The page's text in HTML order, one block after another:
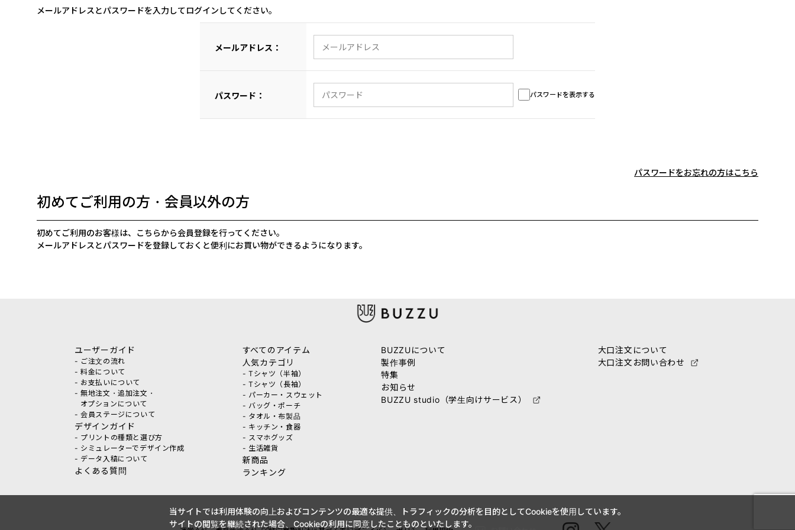
メールアドレスとパスワードを入力してログインしてください。
メールアドレス：
パスワード： パスワードを表示する
パスワードをお忘れの方はこちら
初めてご利用の方・会員以外の方
初めてご利用のお客様は、こちらから会員登録を行ってください。
メールアドレスとパスワードを登録しておくと便利にお買い物ができるようになります。
ユーザーガイド
- ご注文の流れ
- 料金について
- お支払いについて
- 無地注文・追加注文・
オプションについて
- 会員ステージについて
デザインガイド
- プリントの種類と選び方
- シミュレーターでデザイン作成
- データ入稿について
よくある質問
すべてのアイテム
人気カテゴリ
- Tシャツ（半袖）
- Tシャツ（長袖）
- パーカー・スウェット
- バッグ・ポーチ
- タオル・布製品
- キッチン・食器
- スマホグッズ
- 生活雑貨
新商品
ランキング
BUZZUについて
製作事例
特集
お知らせ
BUZZU studio（学生向けサービス）
大口注文について
大口注文お問い合わせ
当サイトでは利用体験の向上およびコンテンツの最適な提供、トラフィックの分析を目的としてCookieを使用しています。
サイトの閲覧を継続された場合、Cookieの利用に同意したことものといたします。